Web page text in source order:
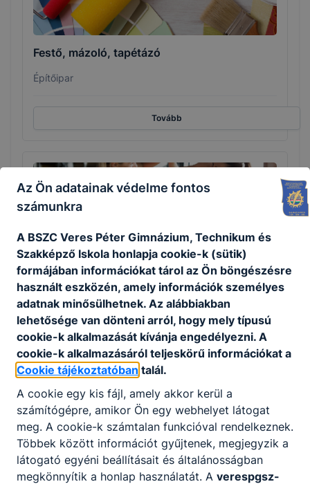
Festő, mázoló, tapétázó
Építőipar
Tovább
Fitness-wellness instruktor
Sport
Tovább
Gépgyártás-technológiai technikus
Az Ön adatainak védelme fontos
számunkra
A BSZC Veres Péter Gimnázium, Technikum és
Szakképző Iskola honlapja cookie-k (sütik)
formájában információkat tárol az Ön böngészésre
használt eszközén, amely információk személyes
adatnak minősülhetnek. Az alábbiakban
lehetősége van dönteni arról, hogy mely típusú
cookie-k alkalmazását kívánja engedélyezni. A
cookie-k alkalmazásáról teljeskörű információkat a
Cookie tájékoztatóban talál.
A cookie egy kis fájl, amely akkor kerül a
számítógépre, amikor Ön egy webhelyet látogat
meg. A cookie-k számtalan funkcióval rendelkeznek.
Többek között információt gyűjtenek, megjegyzik a
látogató egyéni beállításait és általánosságban
megkönnyítik a honlap használatát. A verespgsz-